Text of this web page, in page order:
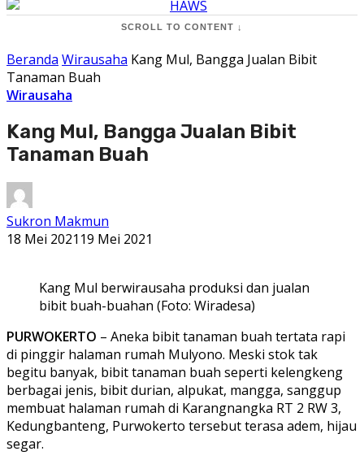
SCROLL TO CONTENT ↓
Beranda Wirausaha Kang Mul, Bangga Jualan Bibit
Tanaman Buah
Wirausaha
Kang Mul, Bangga Jualan Bibit
Tanaman Buah
Sukron Makmun
18 Mei 2021 19 Mei 2021
Kang Mul berwirausaha produksi dan jualan
bibit buah-buahan (Foto: Wiradesa)
PURWOKERTO – Aneka bibit tanaman buah tertata rapi
di pinggir halaman rumah Mulyono. Meski stok tak
begitu banyak, bibit tanaman buah seperti kelengkeng
berbagai jenis, bibit durian, alpukat, mangga, sanggup
membuat halaman rumah di Karangnangka RT 2 RW 3,
Kedungbanteng, Purwokerto tersebut terasa adem, hijau
segar.